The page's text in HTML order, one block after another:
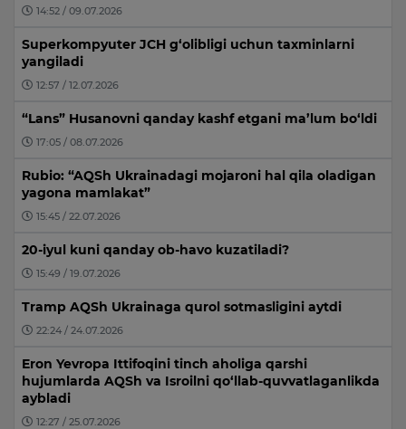
14:52 / 09.07.2026
Superkompyuter JCH g‘olibligi uchun taxminlarni
yangiladi
12:57 / 12.07.2026
“Lans” Husanovni qanday kashf etgani ma’lum bo‘ldi
17:05 / 08.07.2026
Rubio: “AQSh Ukrainadagi mojaroni hal qila oladigan
yagona mamlakat”
15:45 / 22.07.2026
20-iyul kuni qanday ob-havo kuzatiladi?
15:49 / 19.07.2026
Tramp AQSh Ukrainaga qurol sotmasligini aytdi
22:24 / 24.07.2026
Eron Yevropa Ittifoqini tinch aholiga qarshi
hujumlarda AQSh va Isroilni qo‘llab-quvvatlaganlikda
aybladi
12:27 / 25.07.2026